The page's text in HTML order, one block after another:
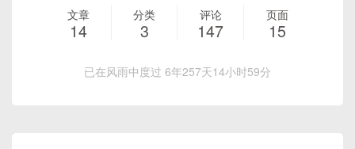
文章
14
分类
3
评论
147
页面
15
已在风雨中度过 6年257天14小时59分